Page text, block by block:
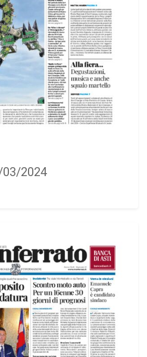
03/2024